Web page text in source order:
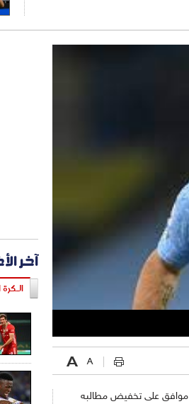
موافق على تخفيض مطالبه
آخر
الـكرة